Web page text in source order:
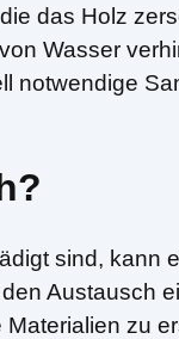
das Holz
Wasser
notwendige
sind, kann
Austausch
zu